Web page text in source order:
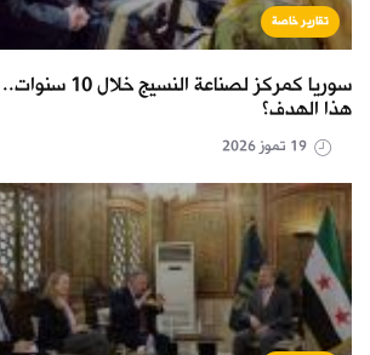
تقارير خاصة
سوريا كمركز
هذا الهدف؟